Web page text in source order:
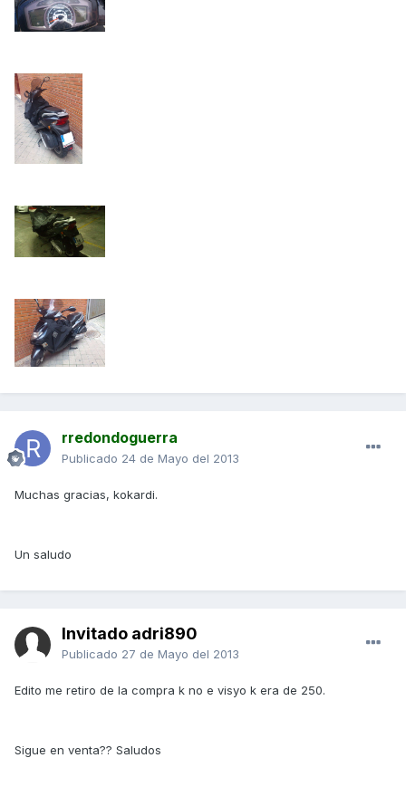
rredondoguerra
Publicado 24 de Mayo del 2013
Muchas gracias, kokardi.
Un saludo
Invitado adri890
Publicado 27 de Mayo del 2013
Edito me retiro de la compra k no e visyo k era de 250.
Sigue en venta?? Saludos